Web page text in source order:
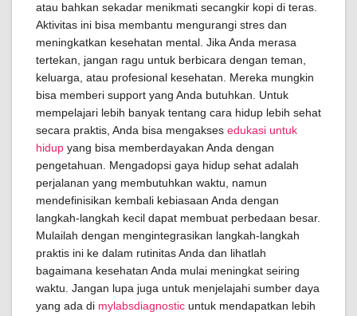
atau bahkan sekadar menikmati secangkir kopi di teras.
Aktivitas ini bisa membantu mengurangi stres dan
meningkatkan kesehatan mental. Jika Anda merasa
tertekan, jangan ragu untuk berbicara dengan teman,
keluarga, atau profesional kesehatan. Mereka mungkin
bisa memberi support yang Anda butuhkan. Untuk
mempelajari lebih banyak tentang cara hidup lebih sehat
secara praktis, Anda bisa mengakses edukasi untuk
hidup yang bisa memberdayakan Anda dengan
pengetahuan. Mengadopsi gaya hidup sehat adalah
perjalanan yang membutuhkan waktu, namun
mendefinisikan kembali kebiasaan Anda dengan
langkah-langkah kecil dapat membuat perbedaan besar.
Mulailah dengan mengintegrasikan langkah-langkah
praktis ini ke dalam rutinitas Anda dan lihatlah
bagaimana kesehatan Anda mulai meningkat seiring
waktu. Jangan lupa juga untuk menjelajahi sumber daya
yang ada di mylabsdiagnostic untuk mendapatkan lebih